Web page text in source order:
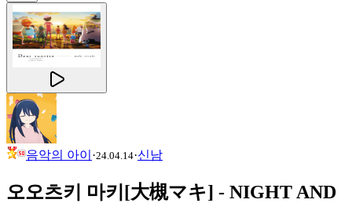
음악의 아이 ·24.04.14·신남
오오츠키 마키[大槻マキ] - NIGHT AND